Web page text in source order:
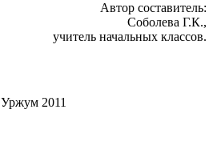
Автор составитель:
Соболева Г.К.,
учитель начальных классов.
Уржум 2011